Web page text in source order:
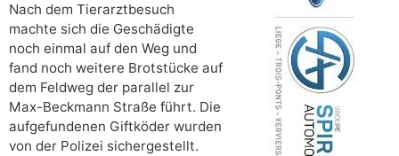
Nach dem Tierarztbesuch
machte sich die Geschädigte
noch einmal auf den Weg und
fand noch weitere Brotstücke auf
dem Feldweg der parallel zur
Max-Beckmann Straße führt. Die
aufgefundenen Giftköder wurden
von der Polizei sichergestellt.